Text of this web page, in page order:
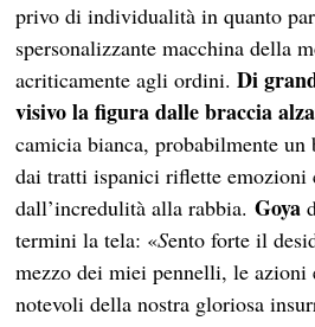
privo di individualità in quanto
spersonalizzante macchina della
acriticamente agli ordini.Di
visivo la figura dalle braccia
camicia bianca, probabilmente
dai tratti ispanici riflette emozioni
dall’incredulità alla rabbia.Goya
termini la tela: «Sento forte il
mezzo dei miei pennelli, le azioni
notevoli della nostra gloriosa